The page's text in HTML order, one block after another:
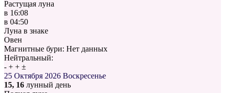
Растущая луна
в 16:08
в 04:50
Луна в знаке
Овен
Магнитные бури: Нет данных
Нейтральный:
- + + ±
25 Октября 2026 Воскресенье
15, 16 лунный день